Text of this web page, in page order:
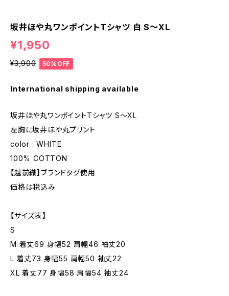
坂井ほや丸ワンポイントTシャツ 白 S〜XL
¥1,950
¥3,900 50%OFF
International shipping available
坂井ほや丸ワンポイントTシャツ S〜XL
左胸に坂井ほや丸プリント
color : WHITE
100% COTTON
【越前織】ブランドタグ使用
価格は税込み
【サイズ表】
S
M 着丈69 身幅52 肩幅46 袖丈20
L 着丈73 身幅55 肩幅50 袖丈22
XL 着丈77 身幅58 肩幅54 袖丈24